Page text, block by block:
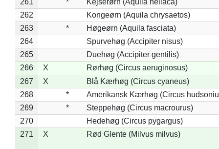
262
Kongeørn (Aquila chrysaetos)
263
*
Høgeørn (Aquila fasciata)
264
Spurvehøg (Accipiter nisus)
265
Duehøg (Accipiter gentilis)
266
X
Rørhøg (Circus aeruginosus)
267
X
Blå Kærhøg (Circus cyaneus)
268
*
Amerikansk Kærhøg (Circus
269
*
Steppehøg (Circus macrourus)
270
Hedehøg (Circus pygargus)
271
X Rød Glente (Milvus milvus)